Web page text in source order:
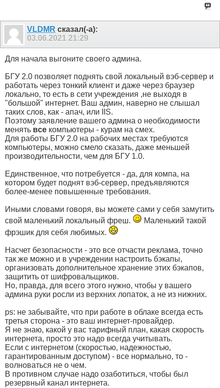
VLDMR сказал(-а):
03.06.2021 21:29
Для начала выгоните своего админа.
БГУ 2.0 позволяет поднять свой локальный вэб-сервер и
работать через тонкий клиент и даже через браузер
локально, то есть в сети учреждения ,не выходя в
"большой" интернет. Ваш админ, наверно не слышал
таких слов, как - апач, или IIS.
Поэтому заявление вашего админа о необходимости
менять все компьютеры - курам на смех.
Для работы БГУ 2.0 на рабочих местах требуются
компьютеры, можно смело сказать, даже меньшей
производительности, чем для БГУ 1.0.
Единственное, что потребуется - да, для компа, на
котором будет поднят вэб-сервер, предъявляются
более-менее повышенные требования.
Иными словами говоря, вы можете сами у себя замутить
свой маленький локальный фреш.
Маленький такой
фрэшик для себя любимых.
Насчет безопасности - это все отчасти реклама, точно
так же можно и в учреждении настроить бэкапы,
организовать дополнительное хранение этих бэкапов,
защитить от шифровальщиков.
Но, правда, для всего этого нужно, чтобы у вашего
админа руки росли из верхних лопаток, а не из нижних.
ps: не забывайте, что при работе в облаке всегда есть
третья сторона - это ваш интернет-провайдер.
Я не знаю, какой у вас тарифный план, какая скорость
интернета, просто это надо всегда учитывать.
Если с интернетом (скоростью, надежностью,
гарантированным доступом) - все нормально, то -
волноваться не о чем.
В противном случае надо озаботиться, чтобы был
резервный канал интернета.